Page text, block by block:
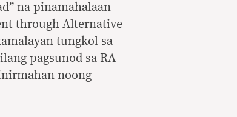
na pinamahalaan
through Alternative
tungkol sa
pagsunod sa RA
noong